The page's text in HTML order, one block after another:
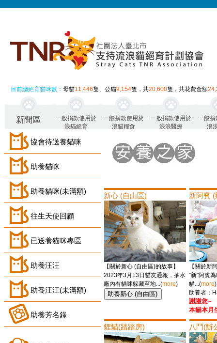
目前總絕育貓咪數：母貓11,446隻、公貓9,154隻，共20,600隻，共花費金額
新聞區
一般捐款使用於
浪貓絕育
一般捐款使用於
浪貓糧食
一般捐款使用於
浪浪醫療
一般捐
浪
協會待送養貓咪
助養貓咪
助養貓咪(未滿額)
往生天使回顧
已送養貓咪專區
助養汪汪
助養汪汪(未滿額)
助養芳名錄
新心 (自由區)
【關於新心 (自由區)的故事】
2023年3月13日貓友通報，抽水
廠內有貓咪躲藏至地...(more)
新阿賓
【關於新
"新"阿賓
貓...(more)
助養者：
謝謝您~
本貓本月
貍貓(踏踏房) 八鬥(辦